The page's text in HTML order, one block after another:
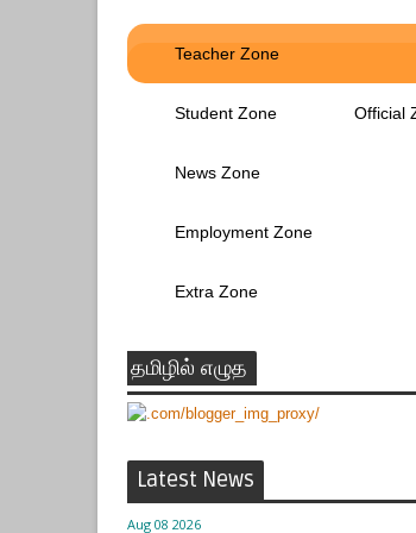
Teacher Zone
Student Zone Official
News Zone
Employment Zone
Extra Zone
தமிழில் எழுத
Latest News
Aug 08 2026